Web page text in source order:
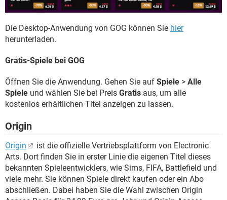
Die Desktop-Anwendung von GOG können Sie hier
herunterladen.
Gratis-Spiele bei GOG
Öffnen Sie die Anwendung. Gehen Sie auf Spiele > Alle
Spiele und wählen Sie bei Preis Gratis aus, um alle
kostenlos erhältlichen Titel anzeigen zu lassen.
Origin
Origin
ist die offizielle Vertriebsplattform von Electronic
Arts. Dort finden Sie in erster Linie die eigenen Titel dieses
bekannten Spieleentwicklers, wie Sims, FIFA, Battlefield und
viele mehr. Sie können Spiele direkt kaufen oder ein Abo
abschließen. Dabei haben Sie die Wahl zwischen Origin